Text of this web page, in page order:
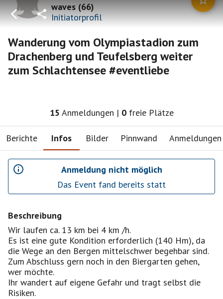
waves(66)
Initiatorprofil
Wanderung vom Olympiastadion zum
Drachenberg und Teufelsberg weiter
zum Schlachtensee #eventliebe
15 Anmeldungen | 0 freie Plätze
Berichte Infos Bilder Pinnwand Anmeldungen
Anmeldung nicht möglich
Das Event fand bereits statt
Beschreibung
Wir laufen ca. 13 km bei 4 km /h.
Es ist eine gute Kondition erforderlich (140 Hm), da
die Wege an den Bergen mittelschwer begehbar sind.
Zum Abschluss gern noch in den Biergarten gehen,
wer möchte.
Ihr wandert auf eigene Gefahr und tragt selbst die
Risiken.